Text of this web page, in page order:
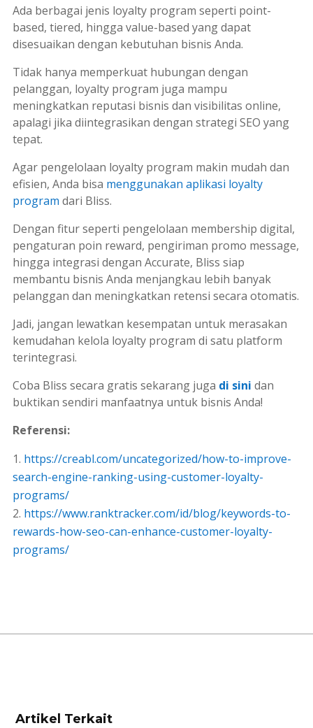
Ada berbagai jenis loyalty program seperti point-
based, tiered, hingga value-based yang dapat
disesuaikan dengan kebutuhan bisnis Anda.
Tidak hanya memperkuat hubungan dengan
pelanggan, loyalty program juga mampu
meningkatkan reputasi bisnis dan visibilitas online,
apalagi jika diintegrasikan dengan strategi SEO yang
tepat.
Agar pengelolaan loyalty program makin mudah dan
efisien, Anda bisa menggunakan aplikasi loyalty
program dari Bliss.
Dengan fitur seperti pengelolaan membership digital,
pengaturan poin reward, pengiriman promo message,
hingga integrasi dengan Accurate, Bliss siap
membantu bisnis Anda menjangkau lebih banyak
pelanggan dan meningkatkan retensi secara otomatis.
Jadi, jangan lewatkan kesempatan untuk merasakan
kemudahan kelola loyalty program di satu platform
terintegrasi.
Coba Bliss secara gratis sekarang juga di sini dan
buktikan sendiri manfaatnya untuk bisnis Anda!
Referensi:
https://creabl.com/uncategorized/how-to-improve-
search-engine-ranking-using-customer-loyalty-
programs/
https://www.ranktracker.com/id/blog/keywords-to-
rewards-how-seo-can-enhance-customer-loyalty-
programs/
Artikel Terkait